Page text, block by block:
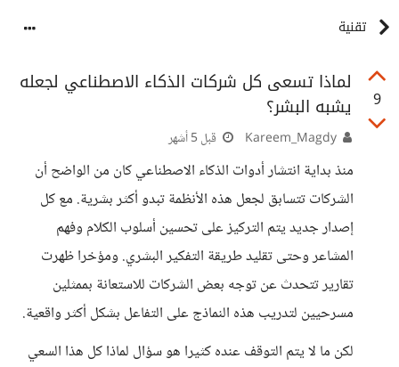
تقنية
9
لماذا تسعى كل شركات الذكاء الاصطناعي لجعله
يشبه البشر؟
قبل 5 أشهر
منذ بداية انتشار أدوات الذكاء الاصطناعي كان من الواضح أن
الشركات تتسابق لجعل هذه الأنظمة تبدو أكثر بشرية. مع كل
إصدار جديد يتم التركيز على تحسين أسلوب الكلام وفهم
المشاعر وحتى تقليد طريقة التفكير البشري. ومؤخرا ظهرت
تقارير تتحدث عن توجه بعض الشركات للاستعانة بممثلين
مسرحيين لتدريب هذه النماذج على التفاعل بشكل أكثر واقعية.
لكن ما لا يتم التوقف عنده كثيرا هو سؤال لماذا كل هذا السعي